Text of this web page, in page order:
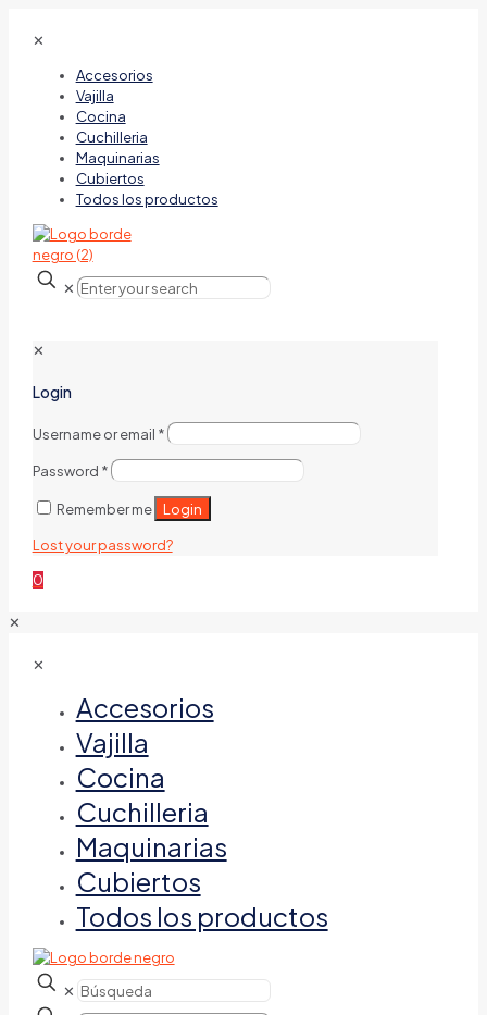
✕
Accesorios
Vajilla
Cocina
Cuchilleria
Maquinarias
Cubiertos
Todos los productos
✕
✕
Login
Username or email *
Password *
Remember me Login
Lost your password?
0
✕
✕
Accesorios
Vajilla
Cocina
Cuchilleria
Maquinarias
Cubiertos
Todos los productos
✕